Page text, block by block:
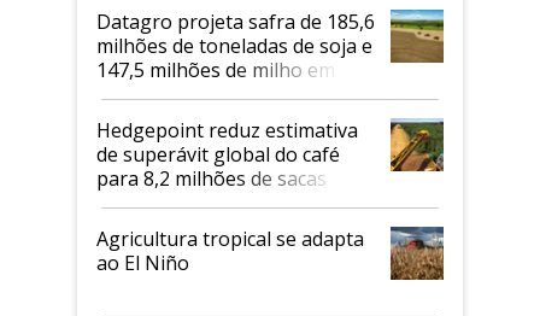
Datagro projeta safra de 185,6
milhões de toneladas de soja e
147,5 milhões de milho em
2026/27
Hedgepoint reduz estimativa
de superávit global do café
para 8,2 milhões de sacas
Agricultura tropical se adapta
ao El Niño